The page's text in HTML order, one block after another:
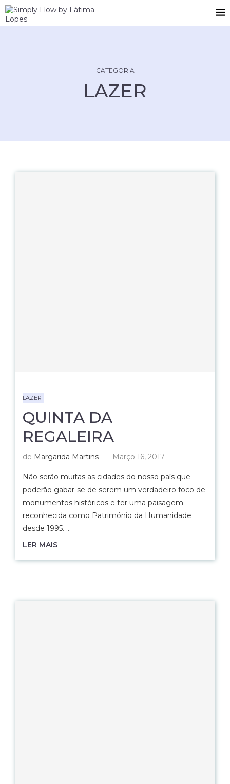
CATEGORIA
LAZER
LAZER
QUINTA DA
REGALEIRA
de Margarida Martins Março 16, 2017
Não serão muitas as cidades do nosso país que
poderão gabar-se de serem um verdadeiro foco de
monumentos históricos e ter uma paisagem
reconhecida como Património da Humanidade
desde 1995. …
LER MAIS